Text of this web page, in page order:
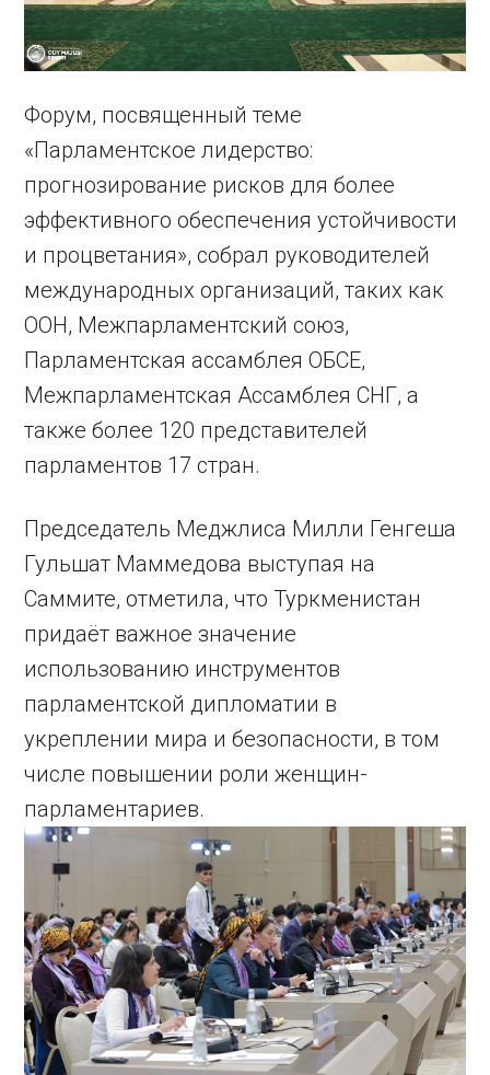
Форум, посвященный теме
«Парламентское лидерство:
прогнозирование рисков для более
эффективного обеспечения устойчивости
и процветания», собрал руководителей
международных организаций, таких как
ООН, Межпарламентский союз,
Парламентская ассамблея ОБСЕ,
Межпарламентская Ассамблея СНГ, а
также более 120 представителей
парламентов 17 стран.
Председатель Меджлиса Милли Генгеша
Гульшат Маммедова выступая на
Саммите, отметила, что Туркменистан
придаёт важное значение
использованию инструментов
парламентской дипломатии в
укреплении мира и безопасности, в том
числе повышении роли женщин-
парламентариев.